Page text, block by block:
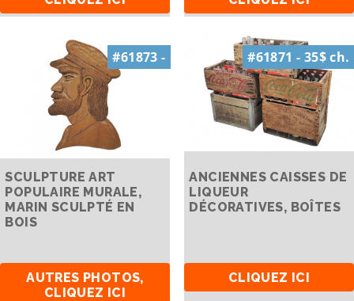
#61873 -
SCULPTURE ART
POPULAIRE MURALE,
MARIN SCULPTÉ EN
BOIS
AUTRES PHOTOS,
CLIQUEZ ICI
#61871 - 35$ ch.
ANCIENNES CAISSES DE
LIQUEUR
DÉCORATIVES, BOÎTES
CLIQUEZ ICI